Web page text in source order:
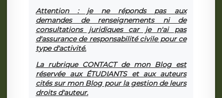
Attention : je ne réponds pas aux
demandes de renseignements ni de
consultations juridiques car je n'ai pas
d'assurance de responsabilité civile pour ce
type d'activité.
La rubrique CONTACT de mon Blog est
réservée aux ÉTUDIANTS et aux auteurs
cités sur mon Blog pour la gestion de leurs
droits d'auteur.